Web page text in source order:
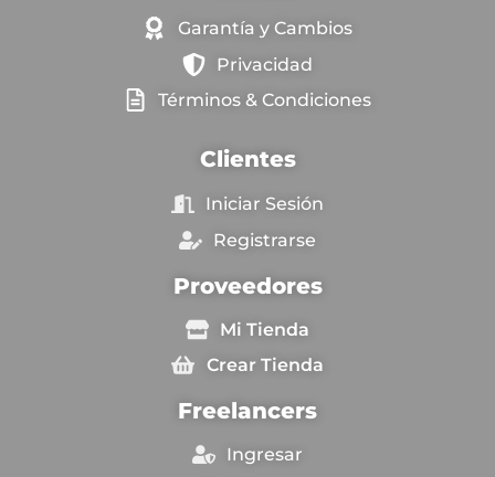
Garantía y Cambios
Privacidad
Términos & Condiciones
Clientes
Iniciar Sesión
Registrarse
Proveedores
Mi Tienda
Crear Tienda
Freelancers
Ingresar